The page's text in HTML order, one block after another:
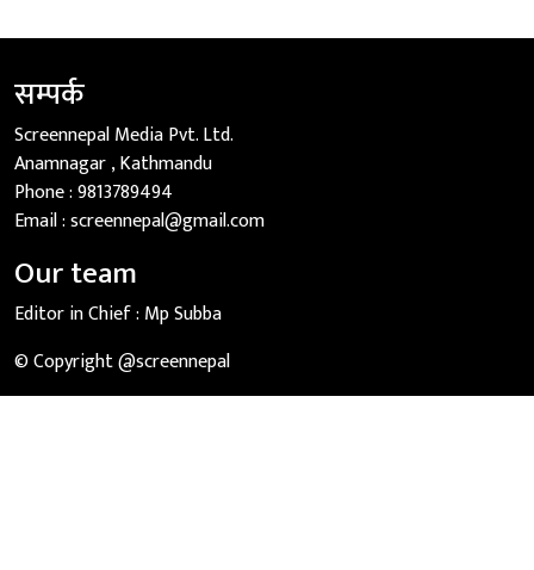
सम्पर्क
Screennepal Media Pvt. Ltd.
Anamnagar , Kathmandu
Phone :9813789494
Email :screennepal@gmail.com
Our team
Editor in Chief : Mp Subba
© Copyright @screennepal